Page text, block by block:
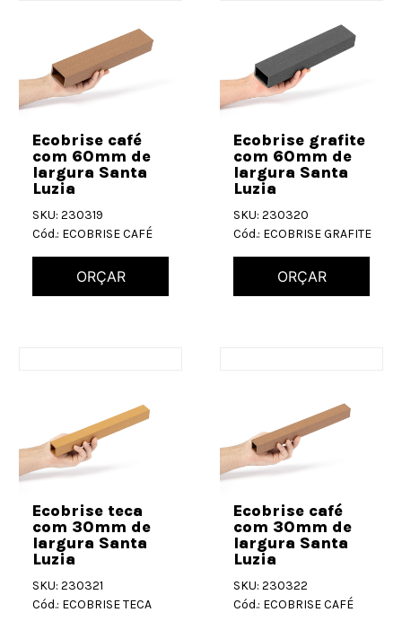
Ecobrise café
com 60mm de
largura Santa
Luzia
SKU: 230319
Cód.: ECOBRISE CAFÉ
ORÇAR
Ecobrise grafite
com 60mm de
largura Santa
Luzia
SKU: 230320
Cód.: ECOBRISE GRAFITE
ORÇAR
Ecobrise teca
com 30mm de
largura Santa
Luzia
SKU: 230321
Cód.: ECOBRISE TECA
Ecobrise café
com 30mm de
largura Santa
Luzia
SKU: 230322
Cód.: ECOBRISE CAFÉ